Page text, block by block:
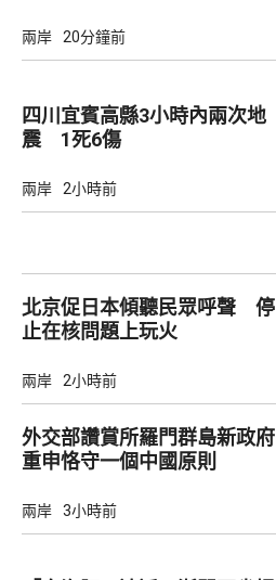
兩岸 20分鐘前
四川宜賓高縣3小時內兩次地
震 1死6傷
兩岸 2小時前
北京促日本傾聽民眾呼聲 停
止在核問題上玩火
兩岸 2小時前
外交部讚賞所羅門群島新政府
重申恪守一個中國原則
兩岸 3小時前